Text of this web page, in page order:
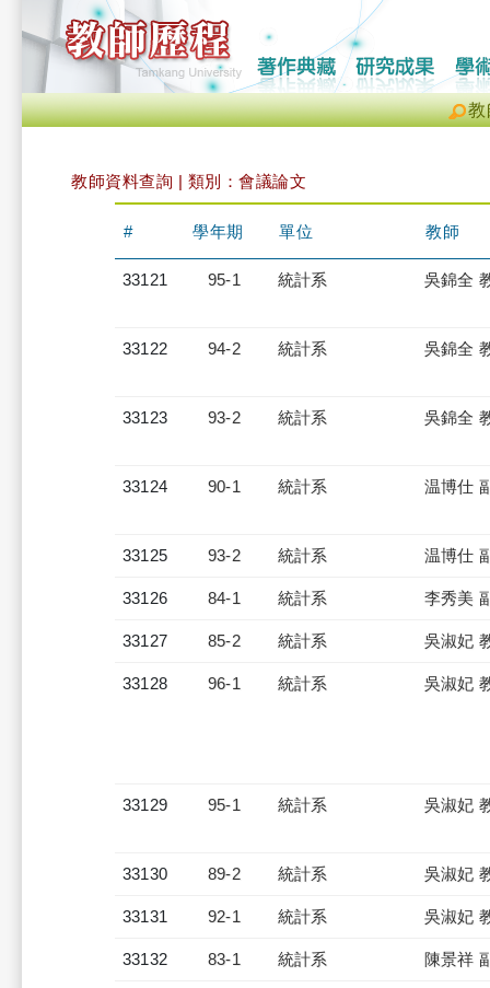
教
教師資料查詢 | 類別：會議論文
# 學年期 單位 教師
33121 95-1 統計系 吳錦全
33122 94-2 統計系 吳錦全
33123 93-2 統計系 吳錦全
33124 90-1 統計系 温博仕
33125 93-2 統計系 温博仕
33126 84-1 統計系 李秀美
33127 85-2 統計系 吳淑妃
33128 96-1 統計系 吳淑妃
33129 95-1 統計系 吳淑妃
33130 89-2 統計系 吳淑妃
33131 92-1 統計系 吳淑妃
33132 83-1 統計系 陳景祥